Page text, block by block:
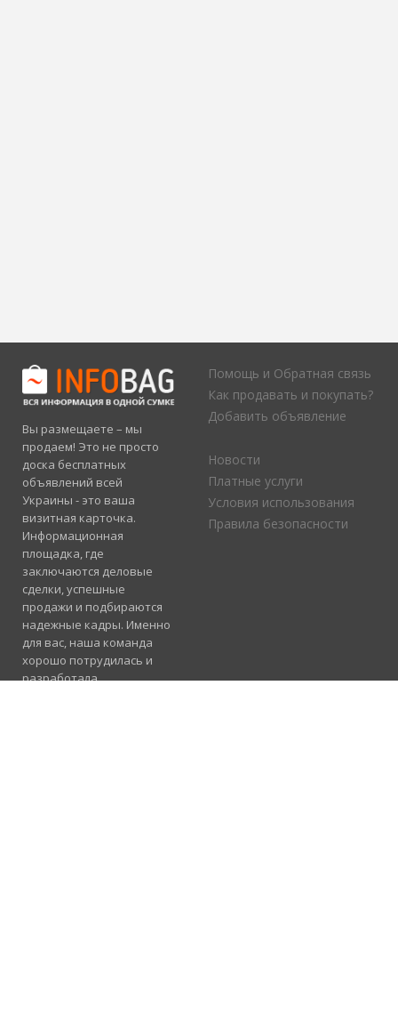
Вы размещаете – мы
продаем! Это не просто
доска бесплатных
объявлений всей
Украины - это ваша
визитная карточка.
Информационная
площадка, где
заключаются деловые
сделки, успешные
продажи и подбираются
надежные кадры. Именно
для вас, наша команда
хорошо потрудилась и
разработала
Помощь и Обратная связь
Как продавать и покупать?
Добавить объявление
Новости
Платные услуги
Условия использования
Правила безопасности